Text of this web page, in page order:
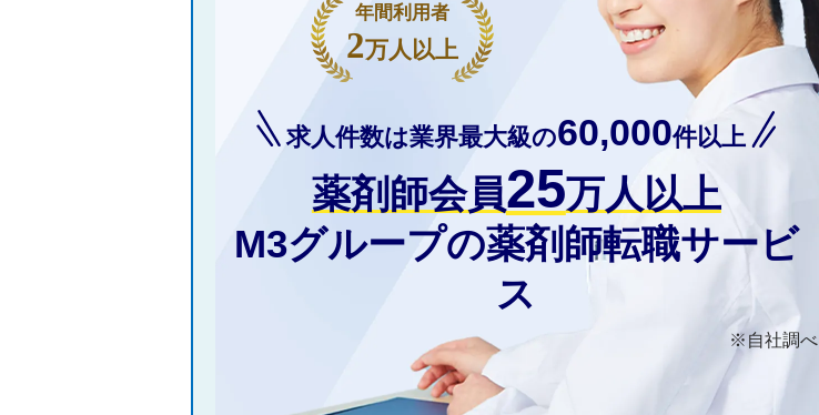
求人件数は業界最大級の60,000件以上
薬剤師会員25万人以上
M3グループの薬剤師転職サービ
ス
※自社調べ
年間利用者
2万人以上